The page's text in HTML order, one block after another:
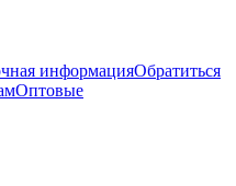
информацияОбратиться
Оптовые